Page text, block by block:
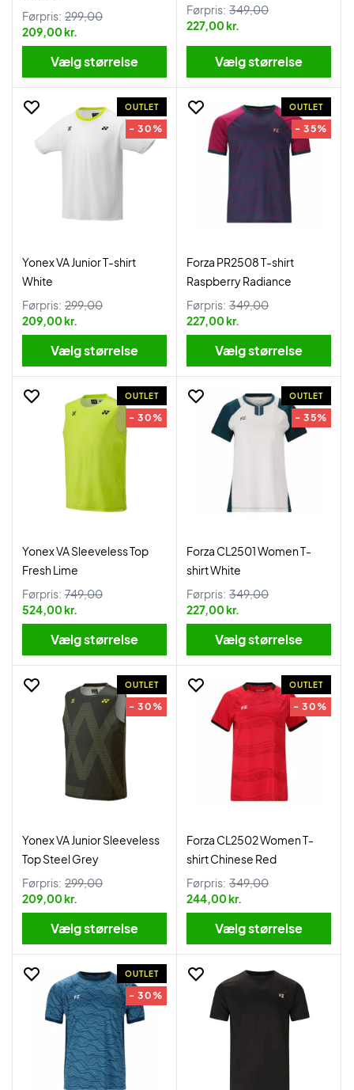
Førpris: 299,00
209,00 kr.
Vælg størrelse
Førpris: 349,00
227,00 kr.
Vælg størrelse
OUTLET
- 30%
Yonex VA Junior T-shirt
White
Førpris: 299,00
209,00 kr.
Vælg størrelse
OUTLET
- 35%
Forza PR2508 T-shirt
Raspberry Radiance
Førpris: 349,00
227,00 kr.
Vælg størrelse
OUTLET
- 30%
Yonex VA Sleeveless Top
Fresh Lime
Førpris: 749,00
524,00 kr.
Vælg størrelse
OUTLET
- 35%
Forza CL2501 Women T-
shirt White
Førpris: 349,00
227,00 kr.
Vælg størrelse
OUTLET
- 30%
Yonex VA Junior Sleeveless
Top Steel Grey
Førpris: 299,00
209,00 kr.
Vælg størrelse
OUTLET
- 30%
Forza CL2502 Women T-
shirt Chinese Red
Førpris: 349,00
244,00 kr.
Vælg størrelse
OUTLET
- 30%